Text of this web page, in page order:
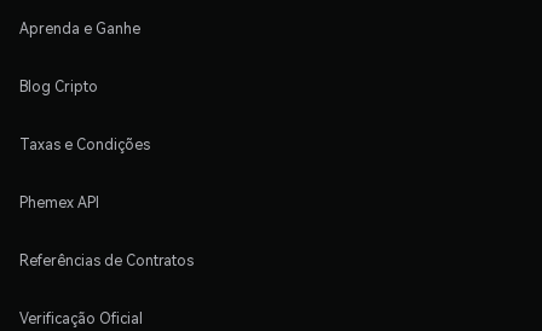
Aprenda e Ganhe
Blog Cripto
Taxas e Condições
Phemex API
Referências de Contratos
Verificação Oficial